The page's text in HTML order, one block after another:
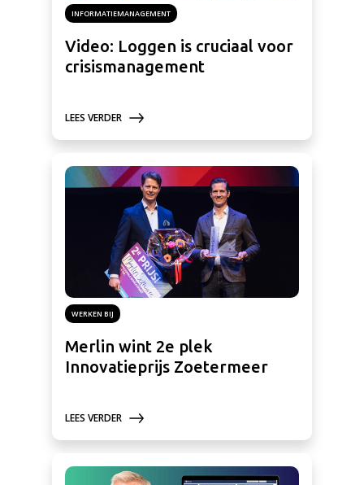
INFORMATIEMANAGEMENT
Video: Loggen is cruciaal voor
crisismanagement
LEES VERDER
WERKEN BIJ
Merlin wint 2e plek
Innovatieprijs Zoetermeer
LEES VERDER